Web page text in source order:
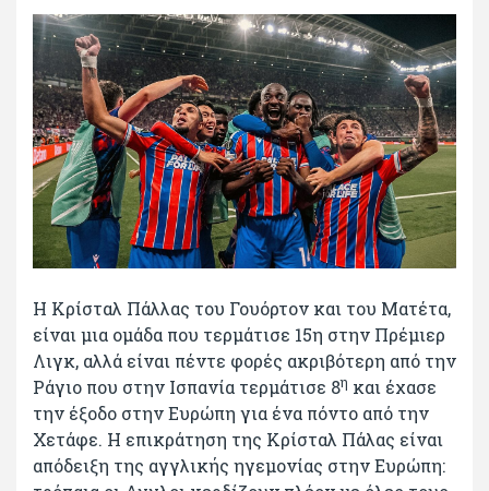
Η Κρίσταλ Πάλλας του Γουόρτον και του Ματέτα,
είναι μια ομάδα που τερμάτισε 15η στην Πρέμιερ
Λιγκ, αλλά είναι πέντε φορές ακριβότερη από την
Ράγιο που στην Ισπανία τερμάτισε 8η και έχασε
την έξοδο στην Ευρώπη για ένα πόντο από την
Χετάφε. Η επικράτηση της Κρίσταλ Πάλας είναι
απόδειξη της αγγλικής ηγεμονίας στην Ευρώπη: